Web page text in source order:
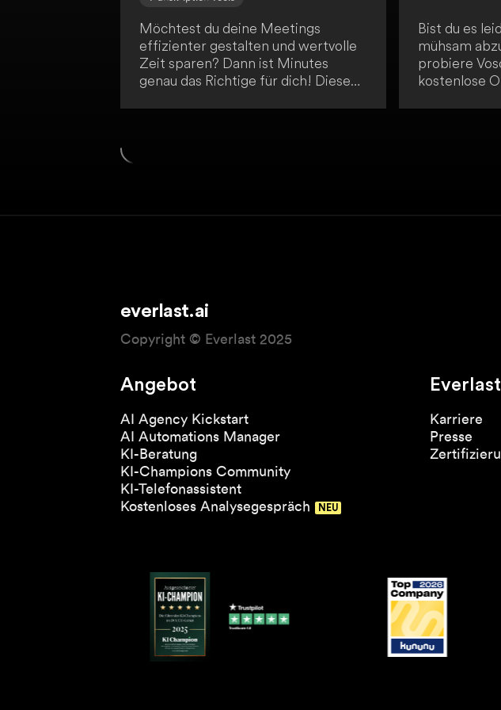
Möchtest du deine Meetings
effizienter gestalten und wertvolle
Zeit sparen? Dann ist Minutes
genau das Richtige für dich! Diese
Bist du es
mühsam
probiere
kostenlose
everlast.ai
Copyright © Everlast 2025
Angebot
AI Agency Kickstart
AI Automations Manager
KI-Beratung
KI-Champions Community
KI-Telefonassistent
Kostenloses Analysegespräch
Everlast
Karriere
Presse